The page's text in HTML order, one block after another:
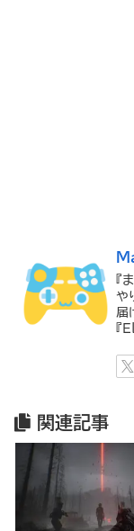
『
や
届
『
関連記事